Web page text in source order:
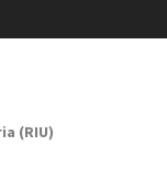
(RIU)